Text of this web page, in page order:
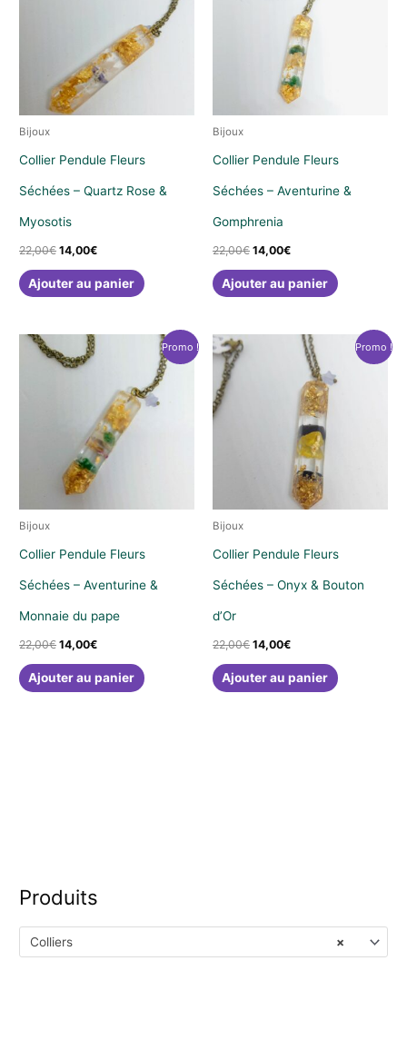
Bijoux
Collier Pendule Fleurs
Séchées – Quartz Rose &
Myosotis
22,00€ Le
initial
14,00€Le
actuel
est :
Ajouter au panier
Bijoux
Collier Pendule Fleurs
Séchées – Aventurine &
Gomphrenia
22,00€ Le
initial
14,00€Le
actuel
est :
Ajouter au panier
Promo !
Bijoux
Collier Pendule Fleurs
Séchées – Aventurine &
Monnaie du pape
22,00€ Le
initial
14,00€Le
actuel
est :
Ajouter au panier
Promo !
Bijoux
Collier Pendule Fleurs
Séchées – Onyx & Bouton
d’Or
22,00€ Le
initial
14,00€Le
actuel
est :
Ajouter au panier
Produits
×
Colliers